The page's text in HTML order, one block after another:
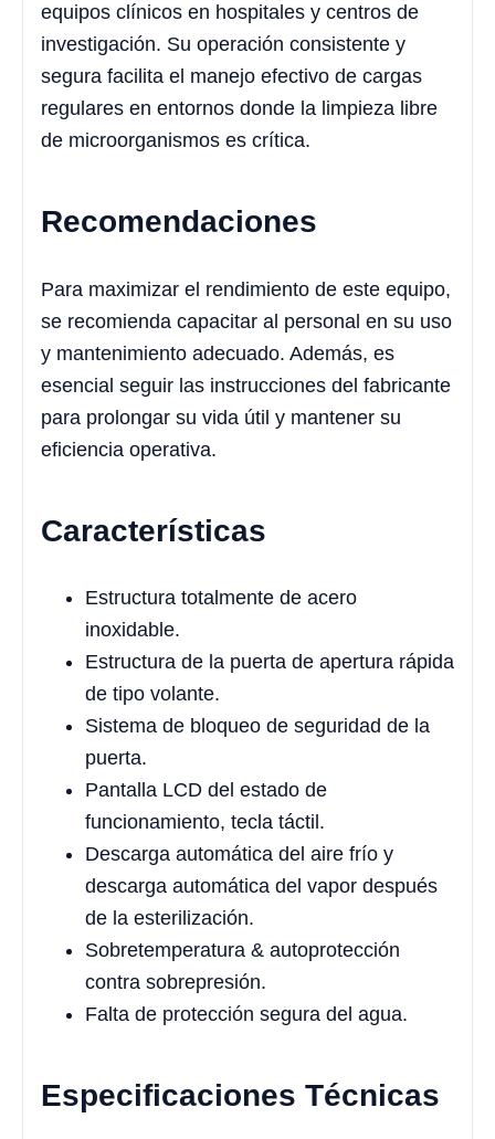
equipos clínicos en hospitales y centros de
investigación. Su operación consistente y
segura facilita el manejo efectivo de cargas
regulares en entornos donde la limpieza libre
de microorganismos es crítica.
Recomendaciones
Para maximizar el rendimiento de este equipo,
se recomienda capacitar al personal en su uso
y mantenimiento adecuado. Además, es
esencial seguir las instrucciones del fabricante
para prolongar su vida útil y mantener su
eficiencia operativa.
Características
Estructura totalmente de acero
inoxidable.
Estructura de la puerta de apertura rápida
de tipo volante.
Sistema de bloqueo de seguridad de la
puerta.
Pantalla LCD del estado de
funcionamiento, tecla táctil.
Descarga automática del aire frío y
descarga automática del vapor después
de la esterilización.
Sobretemperatura & autoprotección
contra sobrepresión.
Falta de protección segura del agua.
Especificaciones Técnicas